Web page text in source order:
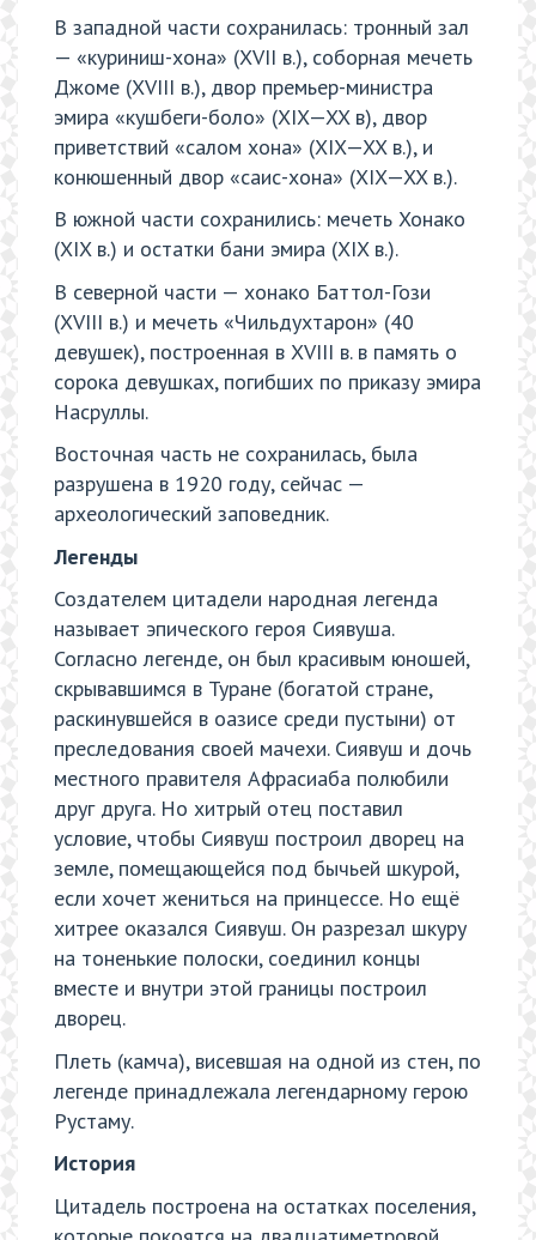
В западной части сохранилась: тронный зал
— «куриниш-хона» (XVII в.), соборная мечеть
Джоме (XVIII в.), двор премьер-министра
эмира «кушбеги-боло» (XIX—XX в), двор
приветствий «салом хона» (XIX—XX в.), и
конюшенный двор «саис-хона» (XIX—XX в.).
В южной части сохранились: мечеть Хонако
(XIX в.) и остатки бани эмира (XIX в.).
В северной части — хонако Баттол-Гози
(XVIII в.) и мечеть «Чильдухтарон» (40
девушек), построенная в XVIII в. в память о
сорока девушках, погибших по приказу эмира
Насруллы.
Восточная часть не сохранилась, была
разрушена в 1920 году, сейчас —
археологический заповедник.
Легенды
Создателем цитадели народная легенда
называет эпического героя Сиявуша.
Согласно легенде, он был красивым юношей,
скрывавшимся в Туране (богатой стране,
раскинувшейся в оазисе среди пустыни) от
преследования своей мачехи. Сиявуш и дочь
местного правителя Афрасиаба полюбили
друг друга. Но хитрый отец поставил
условие, чтобы Сиявуш построил дворец на
земле, помещающейся под бычьей шкурой,
если хочет жениться на принцессе. Но ещё
хитрее оказался Сиявуш. Он разрезал шкуру
на тоненькие полоски, соединил концы
вместе и внутри этой границы построил
дворец.
Плеть (камча), висевшая на одной из стен, по
легенде принадлежала легендарному герою
Рустаму.
История
Цитадель построена на остатках поселения,